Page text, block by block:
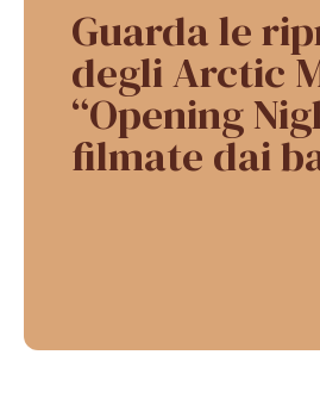
Guarda le
degli Arctic
“Opening
filmate dai